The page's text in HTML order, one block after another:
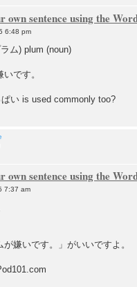
own sentence using the
6:48 pm
ム) plum (noun)
です。
い is used commonly too?
own sentence using the
7:37 am
が嫌いです。」がいいですよ。